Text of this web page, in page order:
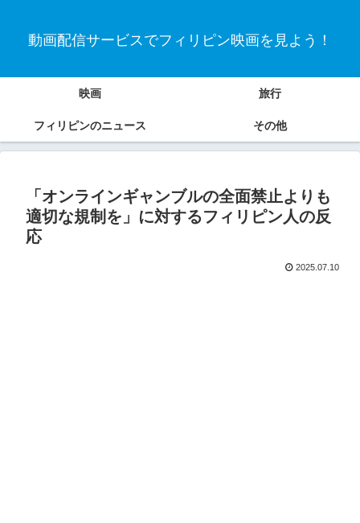
動画配信サービスでフィリピン映画を見よう！
映画 旅行
フィリピンのニュース その他
「オンラインギャンブルの全面禁止よりも
適切な規制を」に対するフィリピン人の反
応
2025.07.10